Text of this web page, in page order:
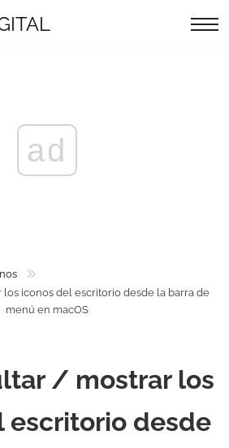
ad
iconos del escritorio desde la barra de
menú en macOS
/ mostrar los
escritorio desde